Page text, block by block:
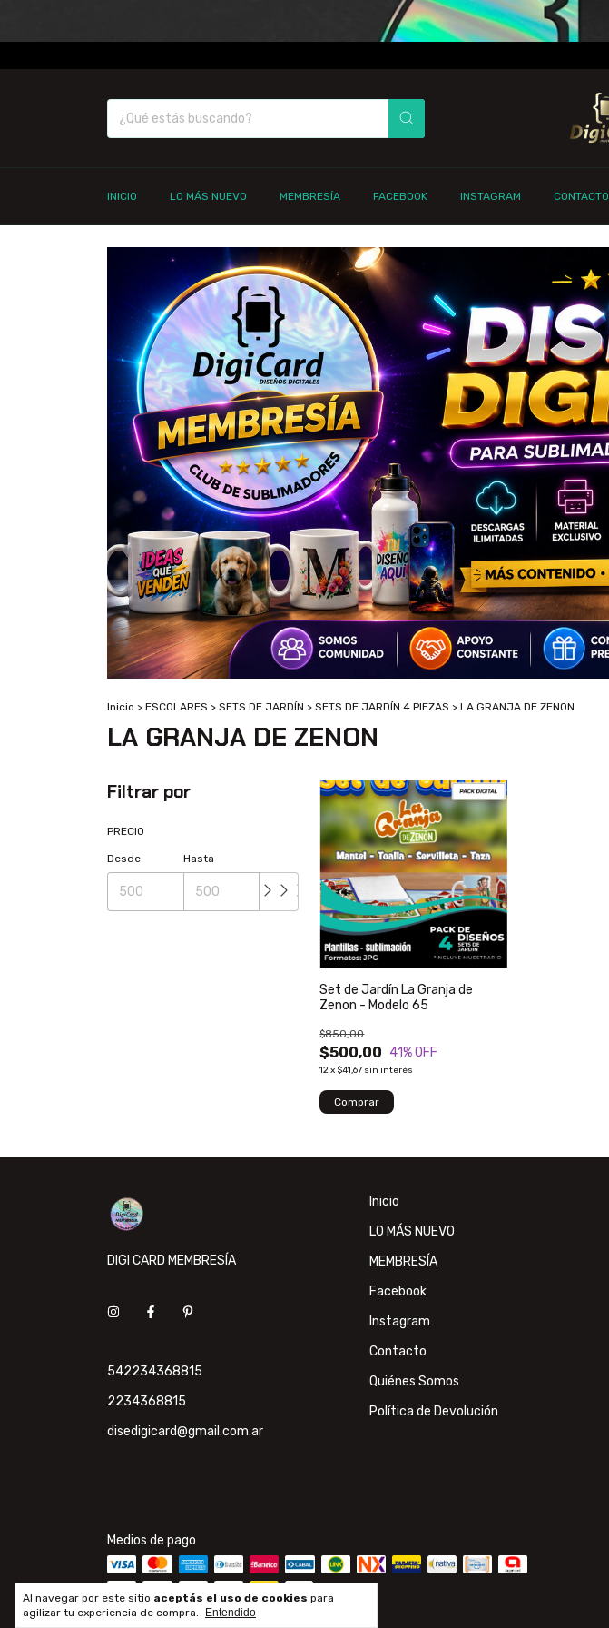
INICIO LO MÁS NUEVO MEMBRESÍA FACEBOOK INSTAGRAM CONTACTO
Al navegar por este sitio aceptás el uso de cookies para
agilizar tu experiencia de compra.
Entendido
Inicio > ESCOLARES > SETS DE JARDÍN > SETS DE JARDÍN 4 PIEZAS > LA GRANJA DE ZENON
LA GRANJA DE ZENON
Filtrar por
PRECIO
Desde Hasta
Set de Jardín La Granja de
Zenon - Modelo 65
$500,00
$850,00
41% OFF
12x $41,67 sin interés
DIGI CARD MEMBRESÍA
542234368815
2234368815
disedigicard@gmail.com.ar
Inicio
LO MÁS NUEVO
MEMBRESÍA
Facebook
Instagram
Contacto
Quiénes Somos
Política de Devolución
Medios de pago